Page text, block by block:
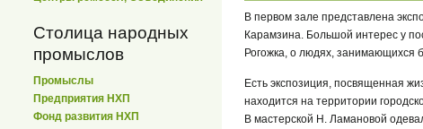
Столица народных
промыслов
Промыслы
Предприятия НХП
Фонд развития НХП
В первом зале представлена
Карамзина. Большой интерес у
Рогожка, о людях, занимающихся
Есть экспозиция, посвященная
находится на территории
В мастерской Н. Ламановой